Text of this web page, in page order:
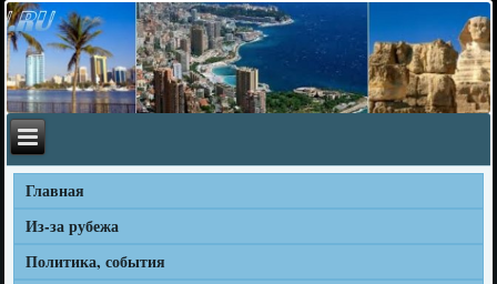
Главная
Из-за рубежа
Политика, события